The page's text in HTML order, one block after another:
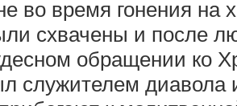
во время гонения на
схвачены и после
обращении ко
служителем